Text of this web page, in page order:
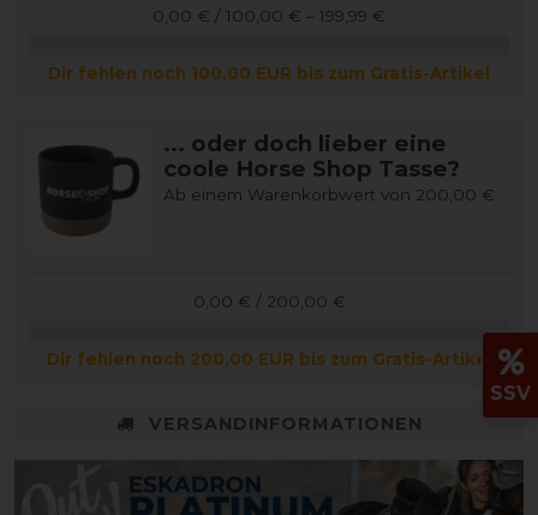
0,00 € / 100,00 € – 199,99 €
Dir fehlen noch 100,00 EUR bis zum Gratis-Artikel
... oder doch lieber eine
coole Horse Shop Tasse?
Ab einem Warenkorbwert von 200,00 €
0,00 € / 200,00 €
Dir fehlen noch 200,00 EUR bis zum Gratis-Artikel
VERSANDINFORMATIONEN
SSV